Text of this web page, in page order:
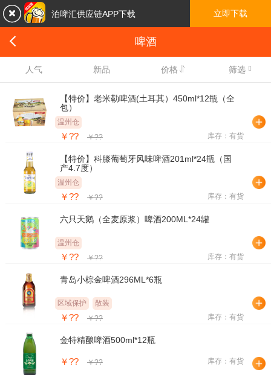
 啤酒
人气 新品 价格 筛选
【特价】老米勒啤酒(土耳其）450ml*12瓶（全
包）
温州仓
￥?? ￥?? 库存：有货
【特价】科滕葡萄牙风味啤酒201ml*24瓶（国
产4.7度）
温州仓
￥?? ￥?? 库存：有货
六只天鹅（全麦原浆）啤酒200ML*24罐
温州仓
￥?? ￥?? 库存：有货
青岛小棕金啤酒296ML*6瓶
区域保护 散装
￥?? ￥?? 库存：有货
金特精酿啤酒500ml*12瓶
￥?? ￥?? 库存：有货
 泊啤汇供应链APP下载 立即下载